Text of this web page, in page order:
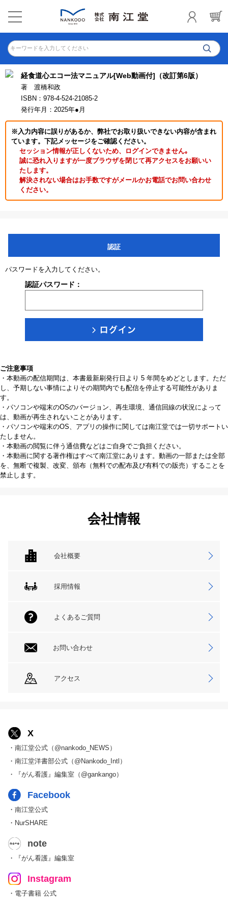
キーワードを入力してください
経食道心エコー法マニュアル[Web動画付]（改訂第6版）
著 渡橋和政
ISBN：978-4-524-21085-2
発行年月：2025年●月
※入力内容に誤りがあるか、弊社でお取り扱いできない内容が含まれ
ています。下記メッセージをご確認ください。
セッション情報が正しくないため、ログインできません｡
誠に恐れ入りますが一度ブラウザを閉じて再アクセスをお願いい
たします。
解決されない場合はお手数ですがメールかお電話でお問い合わせ
ください。
認証
パスワードを入力してください。
認証パスワード：
ご注意事項
・本動画の配信期間は、本書最新刷発行日より 5 年間をめどとします。ただ
し、予期しない事情によりその期間内でも配信を停止する可能性がありま
す。
・パソコンや端末のOSのバージョン、再生環境、通信回線の状況によって
は、動画が再生されないことがあります。
・パソコンや端末のOS、アプリの操作に関しては南江堂では一切サポートい
たしません。
・本動画の閲覧に伴う通信費などはご自身でご負担ください。
・本動画に関する著作権はすべて南江堂にあります。動画の一部または全部
を、無断で複製、改変、頒布（無料での配布及び有料での販売）することを
禁止します。
会社情報
会社概要
採用情報
よくあるご質問
お問い合わせ
アクセス
X
・南江堂公式（@nankodo_NEWS）
・南江堂洋書部公式（@Nankodo_Intl）
・『がん看護』編集室（@gankango）
Facebook
・南江堂公式
・NurSHARE
note
・『がん看護』編集室
Instagram
・電子書籍 公式